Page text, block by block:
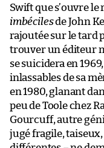
Swift que s’ouvre le
imbécilesde John
rajoutée sur le tard
trouver un éditeur
se suicidera en
inlassables de sa
en 1980, glanant
peu de Toole chez
Gourcuff, autre
jugé fragile,